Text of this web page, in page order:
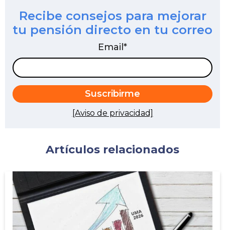
Recibe consejos para mejorar
tu pensión directo en tu correo
Email *
[Aviso de privacidad]
Artículos relacionados